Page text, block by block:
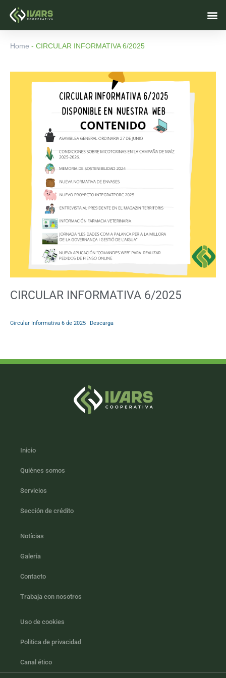
Home - CIRCULAR INFORMATIVA 6/2025
CIRCULAR INFORMATIVA 6/2025
Circular Informativa 6 de 2025 Descarga
Inicio
Quiénes somos
Servicios
Sección de crédito
Notícias
Galeria
Contacto
Trabaja con nosotros
Uso de cookies
Politica de privacidad
Canal ético